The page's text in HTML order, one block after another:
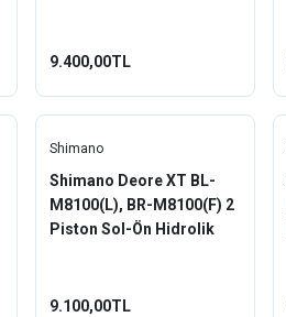
9.400,00TL
Shimano
Shimano Deore XT BL-
M8100(L), BR-M8100(F) 2
Piston Sol-Ön Hidrolik
9.100,00TL